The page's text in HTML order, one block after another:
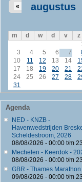
augustus
«
m d w d v z
3
4 5 6 7
10
11 12 13 14
17
18 19 20 21
24
25 26 27 28
31
Agenda
NED - KNZB -
Havenwedstrijden
Scheldestroom, 2026
08/08/2026 - 00:00t/m
Mechelen - Keerdok -
08/08/2026 - 00:00t/m
GBR - Thames
09/08/2026 - 00:00t/m